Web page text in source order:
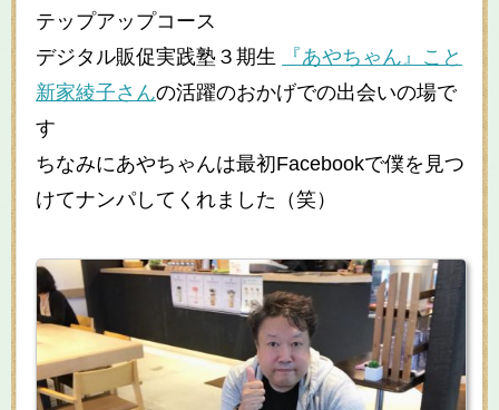
テップアップコース
デジタル販促実践塾３期生
『あやちゃん』こと
新家綾子さんの活躍のおかげでの出会いの場で
す
ちなみにあやちゃんは最初Facebookで僕を見つ
けてナンパしてくれました（笑）